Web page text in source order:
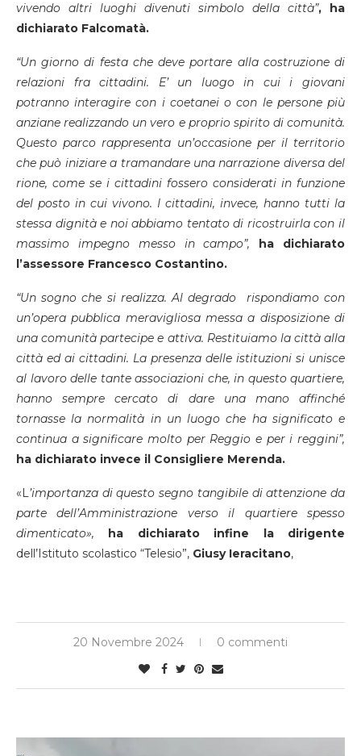
vivendo altri luoghi divenuti simbolo della città”, ha
dichiarato Falcomatà.
“Un giorno di festa che deve portare alla costruzione di
relazioni fra cittadini. E’ un luogoin cui i giovani
potranno interagire con i coetanei o con le persone più
anziane realizzando un vero e proprio spirito di comunità.
Questo parco rappresenta un’occasione per il territorio
che può iniziare a tramandare una narrazione diversa del
rione, come se i cittadini fossero considerati in funzione
del posto in cui vivono. I cittadini, invece, hanno tutti la
stessa dignità e noi abbiamo tentato di ricostruirla con il
massimo impegno messo in campo”,
ha dichiarato
l’assessore Francesco Costantino.
“Un sogno che si realizza. Al degrado rispondiamo con
un’opera pubblica meravigliosa messa a disposizione di
una comunità partecipe e attiva. Restituiamo la città alla
città ed ai cittadini. La presenza delle istituzioni si unisce
al lavoro delle tante associazioni che, in questo quartiere,
hanno sempre cercato di dare una mano affinché
tornasse la normalità in un luogo che ha significato e
continua a significare molto per Reggio e per i reggini”,
ha dichiarato invece il Consigliere Merenda.
«L’importanza di questo segno tangibile di attenzione da
parte dell’Amministrazione verso il quartiere spesso
dimenticato»,
ha dichiarato infine la dirigente
dell’Istituto scolastico “Telesio”, Giusy Ieracitano,
20 Novembre 2024 0 commenti